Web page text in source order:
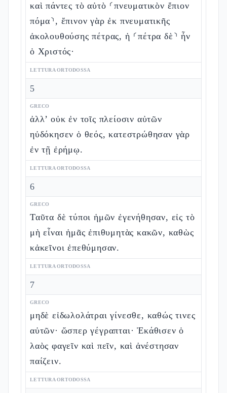
καὶ πάντες τὸ αὐτὸ ⸂πνευματικὸν ἔπιον
πόμα⸃, ἔπινον γὰρ ἐκ πνευματικῆς
ἀκολουθούσης πέτρας, ἡ ⸂πέτρα δὲ⸃ ἦν
ὁ Χριστός·
LETTURA ORTODOSSA
5
GRECO
ἀλλ’ οὐκ ἐν τοῖς πλείοσιν αὐτῶν
ηὐδόκησεν ὁ θεός, κατεστρώθησαν γὰρ
ἐν τῇ ἐρήμῳ.
LETTURA ORTODOSSA
6
GRECO
Ταῦτα δὲ τύποι ἡμῶν ἐγενήθησαν, εἰς τὸ
μὴ εἶναι ἡμᾶς ἐπιθυμητὰς κακῶν, καθὼς
κἀκεῖνοι ἐπεθύμησαν.
LETTURA ORTODOSSA
7
GRECO
μηδὲ εἰδωλολάτραι γίνεσθε, καθώς τινες
αὐτῶν· ὥσπερ γέγραπται· Ἐκάθισεν ὁ
λαὸς φαγεῖν καὶ πεῖν, καὶ ἀνέστησαν
παίζειν.
LETTURA ORTODOSSA